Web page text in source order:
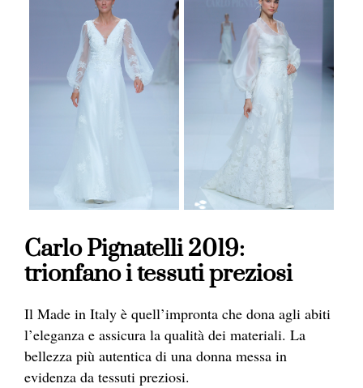
Carlo Pignatelli 2019:
trionfano i tessuti preziosi
Il Made in Italy è quell’impronta che dona agli abiti
l’eleganza e assicura la qualità dei materiali. La
bellezza più autentica di una donna messa in
evidenza da tessuti preziosi.